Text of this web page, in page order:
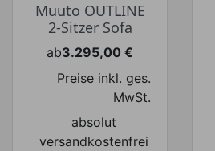
Muuto OUTLINE
2-Sitzer Sofa
ab
Preis
3.295,00 €
Preise inkl. ges.
MwSt.
absolut
versandkostenfrei